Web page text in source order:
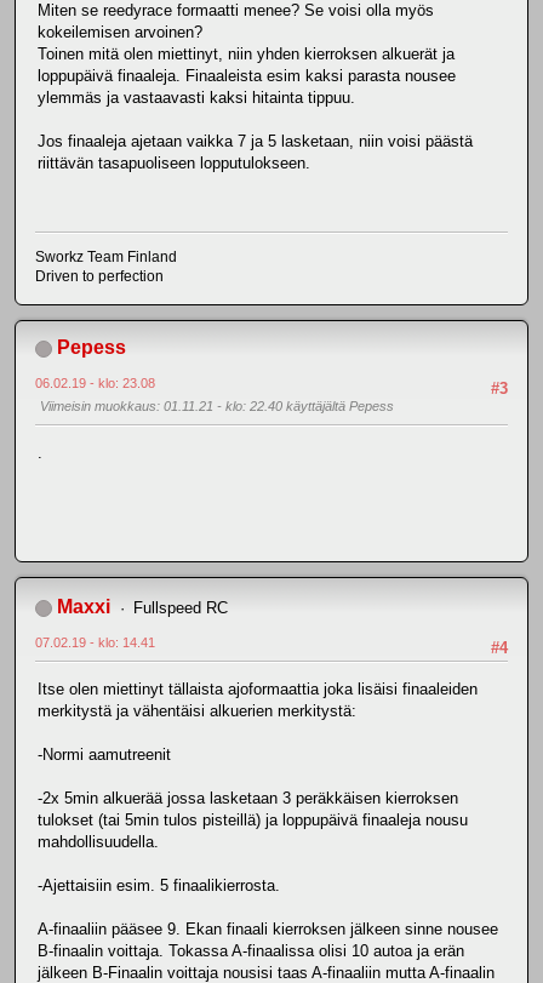
Miten se reedyrace formaatti menee? Se voisi olla myös
kokeilemisen arvoinen?
Toinen mitä olen miettinyt, niin yhden kierroksen alkuerät ja
loppupäivä finaaleja. Finaaleista esim kaksi parasta nousee
ylemmäs ja vastaavasti kaksi hitainta tippuu.
Jos finaaleja ajetaan vaikka 7 ja 5 lasketaan, niin voisi päästä
riittävän tasapuoliseen lopputulokseen.
Sworkz Team Finland
Driven to perfection
Pepess
#3
06.02.19 - klo: 23.08
Viimeisin muokkaus: 01.11.21 - klo: 22.40 käyttäjältä Pepess
Maxxi Fullspeed RC
#4
07.02.19 - klo: 14.41
Itse olen miettinyt tällaista ajoformaattia joka lisäisi finaaleiden
merkitystä ja vähentäisi alkuerien merkitystä:
-Normi aamutreenit
-2x 5min alkuerää jossa lasketaan 3 peräkkäisen kierroksen
tulokset (tai 5min tulos pisteillä) ja loppupäivä finaaleja nousu
mahdollisuudella.
-Ajettaisiin esim. 5 finaalikierrosta.
A-finaaliin pääsee 9. Ekan finaali kierroksen jälkeen sinne nousee
B-finaalin voittaja. Tokassa A-finaalissa olisi 10 autoa ja erän
jälkeen B-Finaalin voittaja nousisi taas A-finaaliin mutta A-finaalin